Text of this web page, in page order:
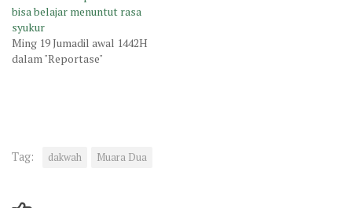
bisa belajar menuntut rasa
syukur
Ming 19 Jumadil awal 1442H
dalam "Reportase"
Tag: dakwah Muara Dua